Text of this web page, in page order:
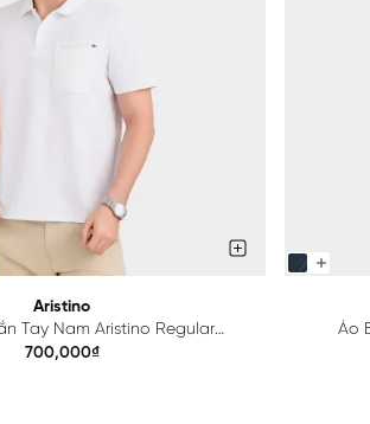
Aristino
Tay Nam Aristino Regular
APS615EDP01
700,000₫
Áo